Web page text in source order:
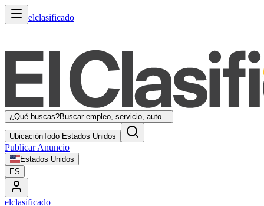
elclasificado
¿Qué buscas?Buscar empleo, servicio, auto...
UbicaciónTodo Estados Unidos
Publicar Anuncio
Estados Unidos
ES
elclasificado